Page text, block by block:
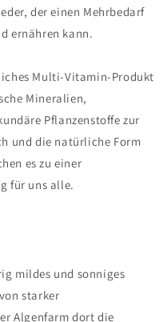
der einen Mehrbedarf
ernähren kann.
Multi-Vitamin-Produkt
Mineralien,
Pflanzenstoffe zur
und die natürliche Form
es zu einer
für uns alle.
mildes und sonniges
starker
Algenfarm dort die